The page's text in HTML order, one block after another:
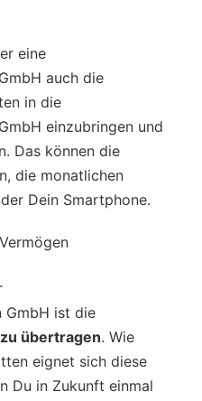
eine
auch die
in die
einzubringen und
Das können die
die monatlichen
Dein Smartphone.
GmbH ist die
übertragen. Wie
eignet sich diese
Du in Zukunft einmal